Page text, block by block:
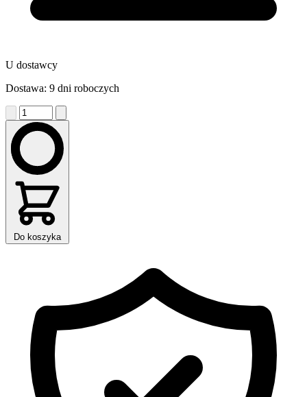
U dostawcy
Dostawa: 9 dni roboczych
Do koszyka